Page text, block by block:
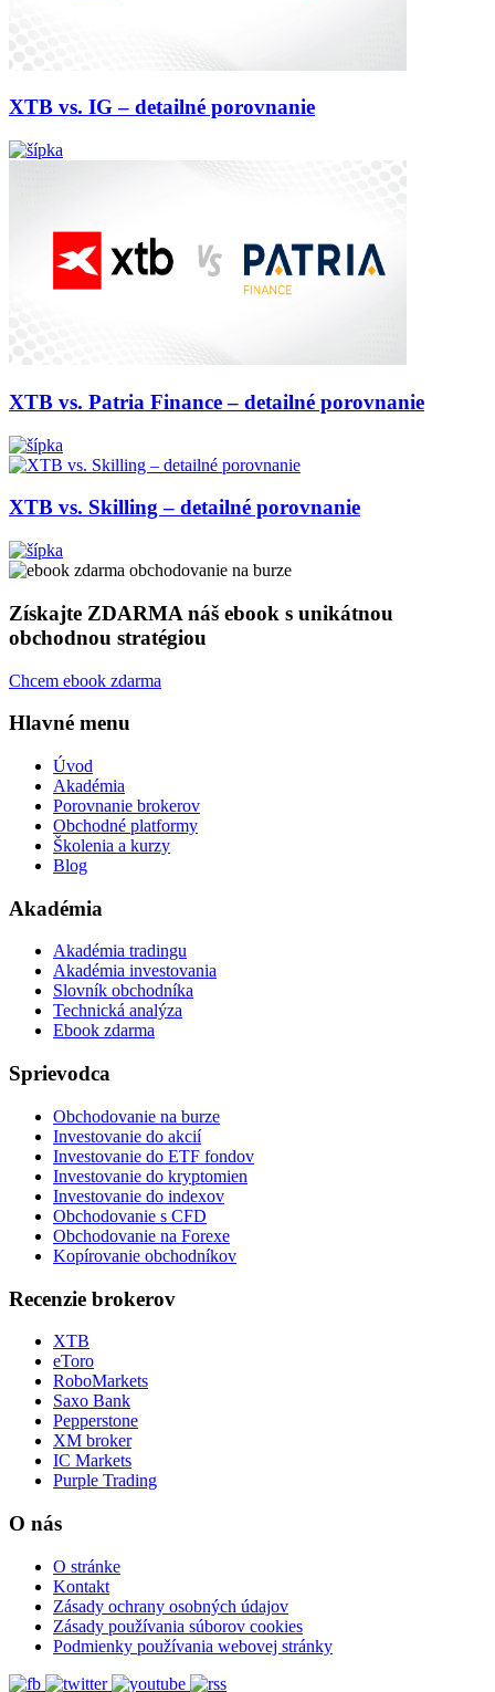
XTB vs. IG – detailné porovnanie
XTB vs. Patria Finance – detailné porovnanie
XTB vs. Skilling – detailné porovnanie
Získajte ZDARMA náš ebook s unikátnou
obchodnou stratégiou
Chcem ebook zdarma
Hlavné menu
Úvod
Akadémia
Porovnanie brokerov
Obchodné platformy
Školenia a kurzy
Blog
Akadémia
Akadémia tradingu
Akadémia investovania
Slovník obchodníka
Technická analýza
Ebook zdarma
Sprievodca
Obchodovanie na burze
Investovanie do akcií
Investovanie do ETF fondov
Investovanie do kryptomien
Investovanie do indexov
Obchodovanie s CFD
Obchodovanie na Forexe
Kopírovanie obchodníkov
Recenzie brokerov
XTB
eToro
RoboMarkets
Saxo Bank
Pepperstone
XM broker
IC Markets
Purple Trading
O nás
O stránke
Kontakt
Zásady ochrany osobných údajov
Zásady používania súborov cookies
Podmienky používania webovej stránky